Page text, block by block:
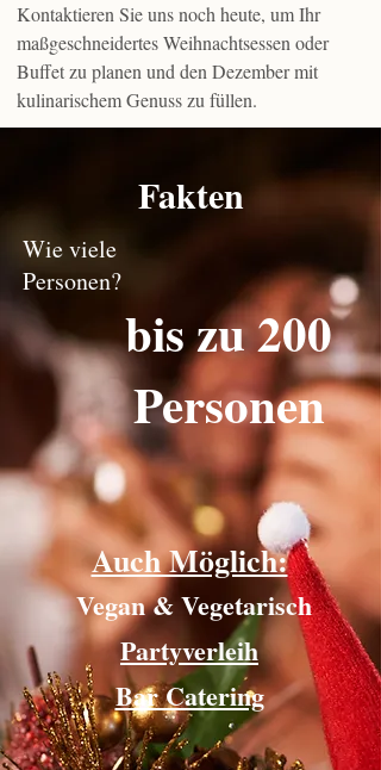
Kontaktieren Sie uns noch heute, um Ihr
maßgeschneidertes Weihnachtsessen oder
Buffet zu planen und den Dezember mit
kulinarischem Genuss zu füllen.
Fakten
Wie viele
Personen?
bis zu 200
Personen
Auch Möglich:
Vegan & Vegetarisch
Partyverleih
Bar Catering